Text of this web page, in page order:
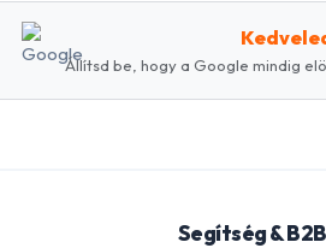
Állítsd be, hogy a Google mindig
Segítség & B2B